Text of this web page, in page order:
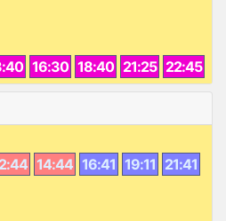
16:30 18:40 21:25 22:45
14:44 16:41 19:11 21:41